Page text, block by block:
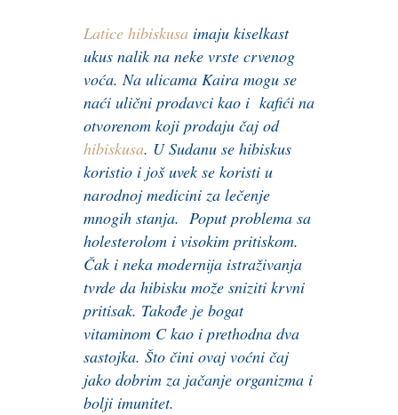
Latice hibiskusa imaju kiselkast
ukus nalik na neke vrste crvenog
voća.Na ulicama Kaira mogu se
naći ulični prodavci kao i kafići na
otvorenom koji prodaju čaj od
hibiskusa. U Sudanu se hibiskus
koristio i još uvek se koristi u
narodnoj medicini za lečenje
mnogih stanja. Poput problema sa
holesterolom i visokim pritiskom.
Čak i neka modernija istraživanja
tvrde da hibisku može sniziti krvni
pritisak. Takođe je bogat
vitaminom C kao i prethodna dva
sastojka. Što čini ovaj voćni čaj
jako dobrim za jačanje organizma i
bolji imunitet.